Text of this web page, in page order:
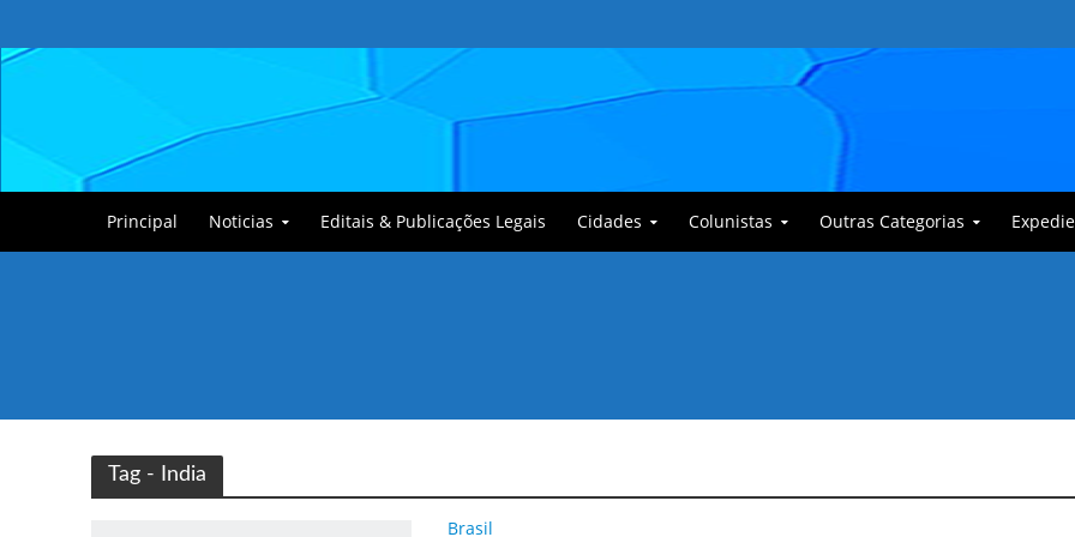
Principal Noticias Editais & Publicações Legais Cidades Colunistas Outras Categorias
Tag - India
Brasil